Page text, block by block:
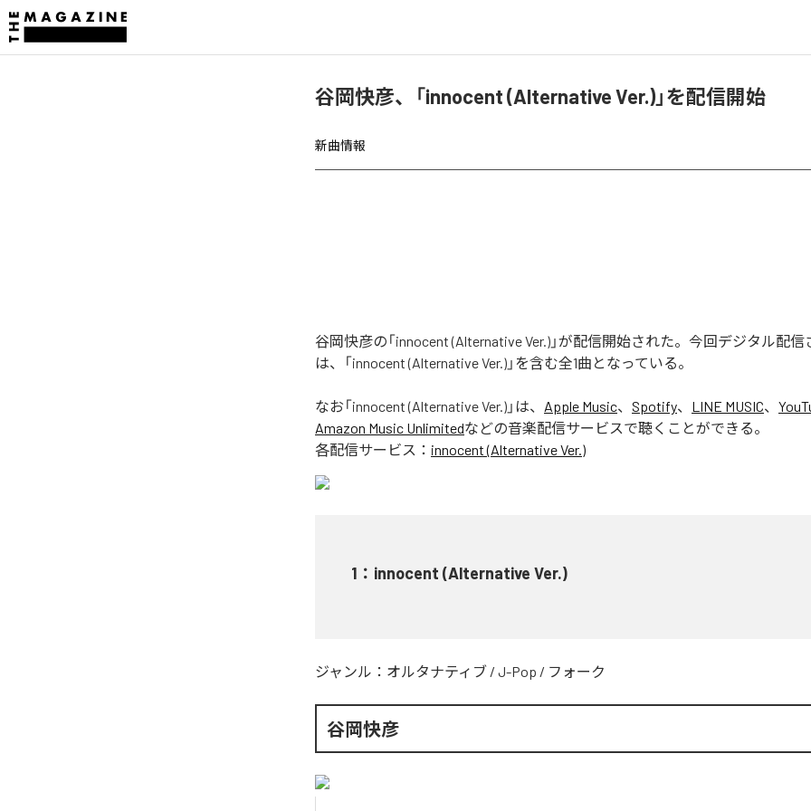
谷岡快彦、「innocent (Alternative Ver.)」を配信開始
新曲情報
谷岡快彦の「innocent (Alternative Ver.)」が配信開始された。今回デジタル配
は、「innocent (Alternative Ver.)」を含む全1曲となっている。
なお「innocent (Alternative Ver.) 」は、 Apple Music、 Spotify、 LINE MUSIC、
Amazon Music Unlimitedなどの音楽配信サービスで聴くことができる。
各配信サービス： innocent (Alternative Ver.)
1 ： innocent (Alternative Ver.)
ジャンル： オルタナティブ / J-Pop / フォーク
谷岡快彦